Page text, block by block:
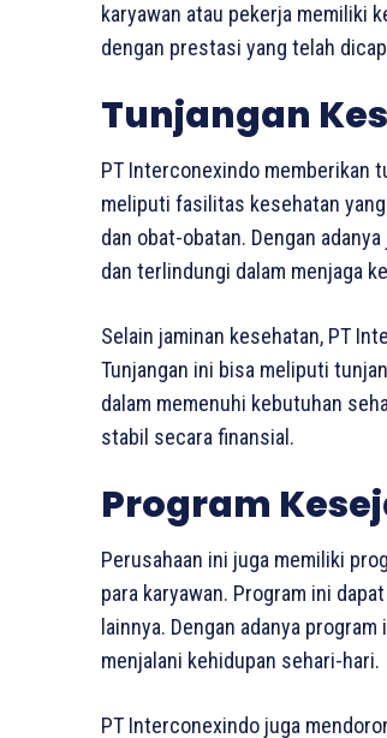
karyawan atau pekerja memiliki
dengan prestasi yang telah
Tunjangan
PT Interconexindo memberikan
meliputi fasilitas kesehatan
dan obat-obatan. Dengan
dan terlindungi dalam menjaga
Selain jaminan kesehatan, PT
Tunjangan ini bisa meliputi
dalam memenuhi kebutuhan
stabil secara finansial.
Program
Perusahaan ini juga memiliki
para karyawan. Program ini
lainnya. Dengan adanya
menjalani kehidupan sehari-hari.
PT Interconexindo juga